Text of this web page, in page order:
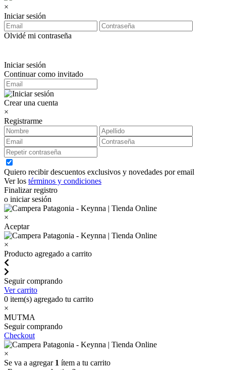
×
Iniciar sesión
Olvidé mi contraseña
Iniciar sesión
Continuar como invitado
Crear una cuenta
×
Registrarme
Quiero recibir descuentos exclusivos y novedades por email
Ver los términos y condiciones
Finalizar registro
o iniciar sesión
×
Aceptar
×
Producto agregado a carrito
Seguir comprando
Ver carrito
0 item(s) agregado tu carrito
×
MUTMA
Seguir comprando
Checkout
×
Se va a agregar 1 ítem a tu carrito